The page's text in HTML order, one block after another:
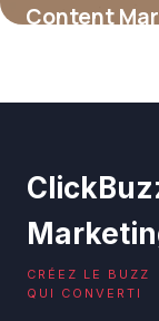
Content
CRÉEZ LE BUZZ
QUI CONVERTI